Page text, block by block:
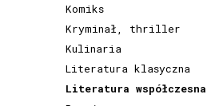
Komiks
Kryminał, thriller
Kulinaria
Literatura klasyczna
Literatura współczesna